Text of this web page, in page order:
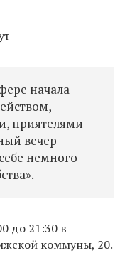
начала
приятелями
вечер
немного
до 21:30 в
коммуны, 20.